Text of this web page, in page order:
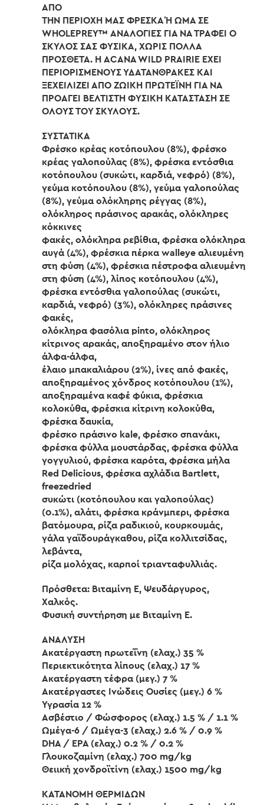
ΑΠΟ
ΤΗΝ ΠΕΡΙΟΧΗ ΜΑΣ ΦΡΕΣΚΑ Ή ΩΜΑ ΣΕ
WHOLEPREY™ ΑΝΑΛΟΓΙΕΣ ΓΙΑ ΝΑ ΤΡΑΦΕΙ Ο
ΣΚΥΛΟΣ ΣΑΣ ΦΥΣΙΚΑ, ΧΩΡΙΣ ΠΟΛΛΑ
ΠΡΟΣΘΕΤΑ. Η ACANA WILD PRAIRIE ΕΧΕΙ
ΠΕΡΙΟΡΙΣΜΕΝΟΥΣ ΥΔΑΤΑΝΘΡΑΚΕΣ ΚΑΙ
ΞΕΧΕΙΛΙΖΕΙ ΑΠΟ ΖΩΙΚΗ ΠΡΩΤΕΪΝΗ ΓΙΑ ΝΑ
ΠΡΟΑΓΕΙ ΒΕΛΤΙΣΤΗ ΦΥΣΙΚΗ ΚΑΤΑΣΤΑΣΗ ΣΕ
ΟΛΟΥΣ ΤΟΥ ΣΚΥΛΟΥΣ.
ΣΥΣΤΑΤΙΚΑ
Φρέσκο κρέας κοτόπουλου (8%), φρέσκο
κρέας γαλοπούλας (8%), φρέσκα εντόσθια
κοτόπουλου (συκώτι, καρδιά, νεφρό) (8%),
γεύμα κοτόπουλου (8%), γεύμα γαλοπούλας
(8%), γεύμα ολόκληρης ρέγγας (8%),
ολόκληρος πράσινος αρακάς, ολόκληρες
κόκκινες
φακές, ολόκληρα ρεβίθια, φρέσκα ολόκληρα
αυγά (4%), φρέσκια πέρκα walleye αλιευμένη
στη φύση (4%), φρέσκια πέστροφα αλιευμένη
στη φύση (4%), λίπος κοτόπουλου (4%),
φρέσκα εντόσθια γαλοπούλας (συκώτι,
καρδιά, νεφρό) (3%), ολόκληρες πράσινες
φακές,
ολόκληρα φασόλια pinto, ολόκληρος
κίτρινος αρακάς, αποξηραμένο στον ήλιο
άλφα-άλφα,
έλαιο μπακαλιάρου (2%), ίνες από φακές,
αποξηραμένος χόνδρος κοτόπουλου (1%),
αποξηραμένα καφέ φύκια, φρέσκια
κολοκύθα, φρέσκια κίτρινη κολοκύθα,
φρέσκα δαυκία,
φρέσκο πράσινο kale, φρέσκο σπανάκι,
φρέσκα φύλλα μουστάρδας, φρέσκα φύλλα
γογγυλιού, φρέσκα καρότα, φρέσκα μήλα
Red Delicious, φρέσκα αχλάδια Bartlett,
freezedried
συκώτι (κοτόπουλου και γαλοπούλας)
(0.1%), αλάτι, φρέσκα κράνμπερι, φρέσκα
βατόμουρα, ρίζα ραδικιού, κουρκουμάς,
γάλα γαϊδουράγκαθου, ρίζα κολλιτσίδας,
λεβάντα,
ρίζα μολόχας, καρποί τριανταφυλλιάς.
Πρόσθετα: Βιταμίνη E, Ψευδάργυρος,
Χαλκός.
Φυσική συντήρηση με Βιταμίνη E.
ΑΝΑΛΥΣΗ
Ακατέργαστη πρωτεΐνη (ελαχ.) 35 %
Περιεκτικότητα λίπους (ελαχ.) 17 %
Ακατέργαστη τέφρα (μεγ.) 7 %
Ακατέργαστες Ινώδεις Ουσίες (μεγ.) 6 %
Υγρασία 12 %
Ασβέστιο / Φώσφορος (ελαχ.) 1.5 % / 1.1 %
Ωμέγα-6 / Ωμέγα-3 (ελαχ.) 2.6 % / 0.9 %
DHA / EPA (ελαχ.) 0.2 % / 0.2 %
Γλουκοζαμίνη (ελαχ.) 700 mg/kg
Θειική χονδροϊτίνη (ελαχ.) 1500 mg/kg
ΚΑΤΑΝΟΜΗ ΘΕΡΜΙΔΩΝ